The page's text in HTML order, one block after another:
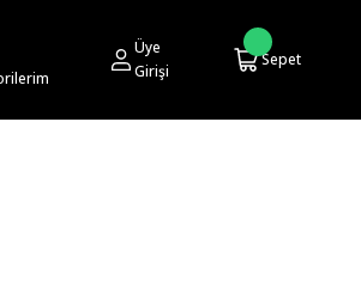
Üye
Girişi
Sepet